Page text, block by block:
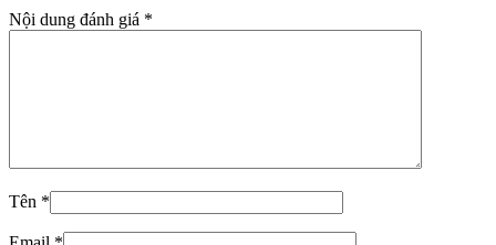
Nội dung đánh giá *
Tên *